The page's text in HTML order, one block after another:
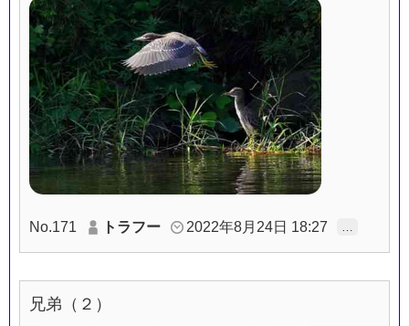
No.171 トラフー 2022年8月24日 18:27 …
兄弟（２）